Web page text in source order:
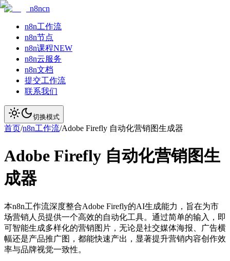
n8ncn
n8n工作流
n8n节点
n8n课程NEW
n8n云服务
n8n文档
提交工作流
联系我们
切换模式
首页/n8n工作流/Adobe Firefly 自动化营销图生成器
Adobe Firefly 自动化营销图生
成器
本n8n工作流深度整合Adobe Firefly的AI生成能力，旨在为市
场营销人员提供一个高效的自动化工具。通过简单的输入，即
可智能生成多样化的营销图片，无论是社交媒体海报、广告横
幅还是产品推广图，都能快速产出，显著提升营销内容创作效
率与品牌视觉一致性。